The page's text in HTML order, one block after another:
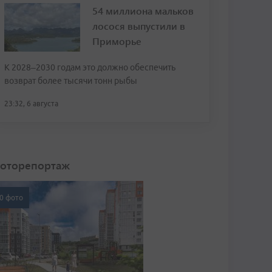
54 миллиона мальков
лосося выпустили в
Приморье
К 2028–2030 годам это должно обеспечить
возврат более тысячи тонн рыбы
23:32, 6 августа
фото